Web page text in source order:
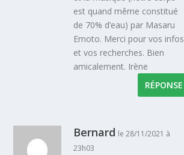
est quand même constitué
de 70% d’eau) par Masaru
Emoto. Merci pour vos infos
et vos recherches. Bien
amicalement. Irène
RÉPONSE
Bernard le 28/11/2021 à
23h03